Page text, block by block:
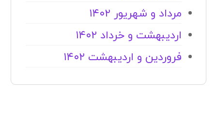
مرداد و شهریور ۱۴۰۲
اردیبهشت و خرداد ۱۴۰۲
فروردین و اردیبهشت ۱۴۰۲